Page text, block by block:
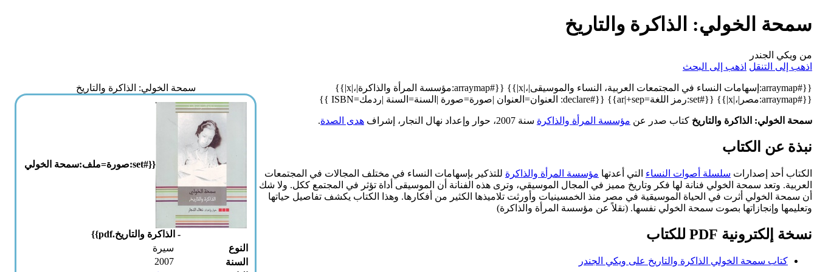
سمحة الخولي: الذاكرة والتاريخ
من ويكي الجندر
اذهب إلى التنقل اذهب إلى البحث
سمحة الخولي: الذاكرة والتاريخ
{{#set:صورة=ملف:سمحة الخولي
- الذاكرة والتاريخ.pdf}}
النوع
سيرة
السنة
2007
{{#arraymap:إسهامات النساء في المجتمعات العربية، النساء والموسيقى|،|x|}} {{#arraymap:مؤسسة المرأة والذاكرة|،|x|}}
{{#arraymap:مصر|،|x|}} {{#set:رمز اللغة=ar|+sep}} {{#declare: العنوان=العنوان |صورة=صورة |السنة=السنة |ردمك=ISBN }}
سمحة الخولي: الذاكرة والتاريخ كتاب صدر عن مؤسسة المرأة والذاكرة سنة 2007، حوار وإعداد نهال النجار، إشراف هدى الصدة.
نبذة عن الكتاب
الكتاب أحد إصدارات سلسلة أصوات النساء التي أعدتها مؤسسة المرأة والذاكرة للتذكير بإسهامات النساء في مختلف المجالات في المجتمعات
العربية. وتعد سمحة الخولي فنانة لها فكر وتاريخ مميز في المجال الموسيقي، وترى هذه الفنانة أن الموسيقى أداة تؤثر في المجتمع ككل. ولا شك
أن سمحة الخولي أثرت في الحياة الموسيقية في مصر منذ الخمسينيات وأورثت تلاميذها الكثير من أفكارها. وهذا الكتاب يكشف تفاصيل حياتها
وتعليمها وإنجازاتها بصوت سمحة الخولي نفسها. (نقلاً عن مؤسسة المرأة والذاكرة)
نسخة إلكترونية PDF للكتاب
كتاب سمحة الخولي الذاكرة والتاريخ على ويكي الجندر